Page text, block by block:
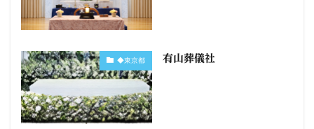
◆東京都 有山葬儀社